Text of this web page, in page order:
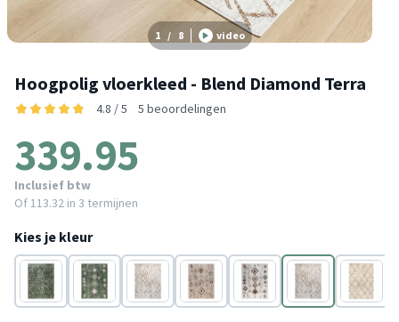
1 / 8 video
Hoogpolig vloerkleed - Blend Diamond Terra
4.8 / 5 5 beoordelingen
339.95
Inclusief btw
Of 113.32 in 3 termijnen
Kies je kleur
Groen Groen Beige Beige Oranje Oranje Crème